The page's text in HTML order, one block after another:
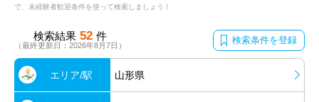
で、未経験者歓迎条件を使って検索しましょう！
検索結果 52 件
（最終更新日：2026年8月7日） 検索条件を登録
エリア/駅 山形県